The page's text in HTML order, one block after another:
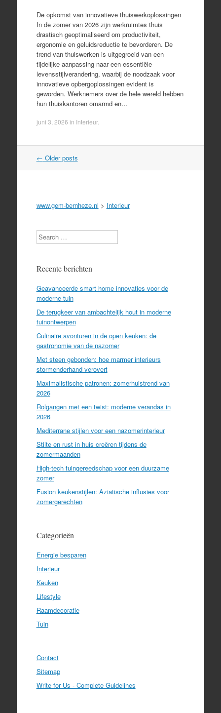
De opkomst van innovatieve thuiswerkoplossingen
In de zomer van 2026 zijn werkruimtes thuis
drastisch geoptimaliseerd om productiviteit,
ergonomie en geluidsreductie te bevorderen. De
trend van thuiswerken is uitgegroeid van een
tijdelijke aanpassing naar een essentiële
levensstijlverandering, waarbij de noodzaak voor
innovatieve opbergoplossingen evident is
geworden. Werknemers over de hele wereld hebben
hun thuiskantoren omarmd en…
juni 3, 2026 in Interieur.
Post
← Older posts
www.gem-bernheze.nl > Interieur
Search
Recente berichten
Geavanceerde smart home innovaties voor de
moderne tuin
De terugkeer van ambachtelijk hout in moderne
tuinontwerpen
Culinaire avonturen in de open keuken: de
gastronomie van de nazomer
Met steen gebonden: hoe marmer interieurs
stormenderhand verovert
Maximalistische patronen: zomerhuistrend van
2026
Rolgangen met een twist: moderne verandas in
2026
Mediterrane stijlen voor een nazomerinterieur
Stilte en rust in huis creëren tijdens de
zomermaanden
High-tech tuingereedschap voor een duurzame
zomer
Fusion keukenstijlen: Aziatische influsies voor
zomergerechten
Categorieën
Energie besparen
Interieur
Keuken
Lifestyle
Raamdecoratie
Tuin
Contact
Sitemap
Write for Us - Complete Guidelines